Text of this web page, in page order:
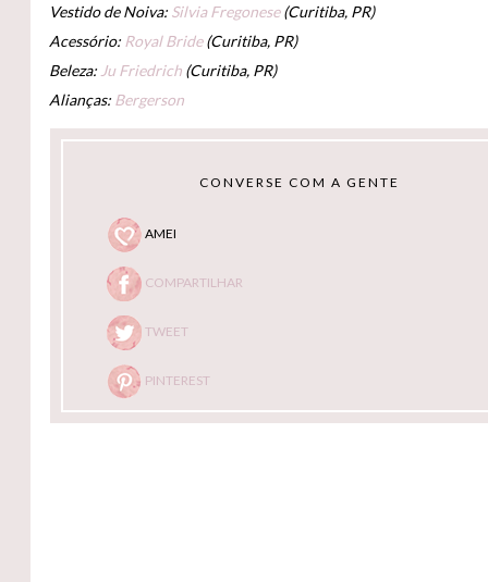
Vestido de Noiva: Silvia Fregonese(Curitiba, PR)
Acessório: Royal Bride(Curitiba, PR)
Beleza: Ju Friedrich (Curitiba, PR)
Alianças: Bergerson
CONVERSE COM A GENTE
AMEI
COMPARTILHAR
TWEET
PINTEREST